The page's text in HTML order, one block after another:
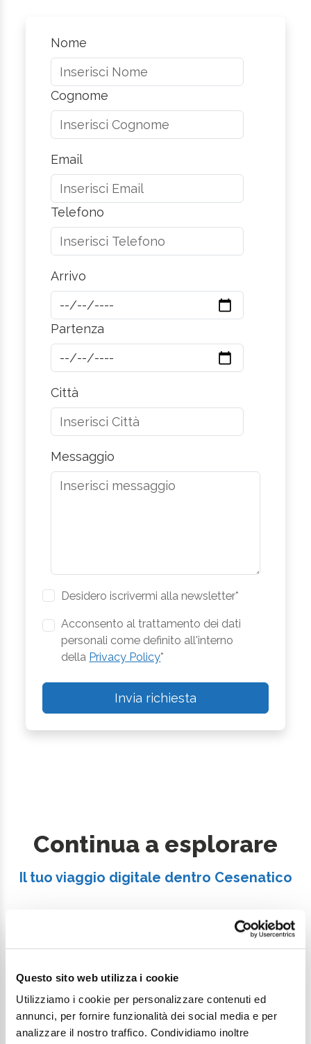
Questo sito web utilizza i cookie
Utilizziamo i cookie per personalizzare contenuti ed
annunci, per fornire funzionalità dei social media e per
analizzare il nostro traffico. Condividiamo inoltre
Nome
Cognome
Email
Telefono
Arrivo
Partenza
Città
Messaggio
Desidero iscrivermi alla newsletter*
Acconsento al trattamento dei dati
personali come definito all'interno
della Privacy Policy*
Invia richiesta
Continua a esplorare
Il tuo viaggio digitale dentro Cesenatico